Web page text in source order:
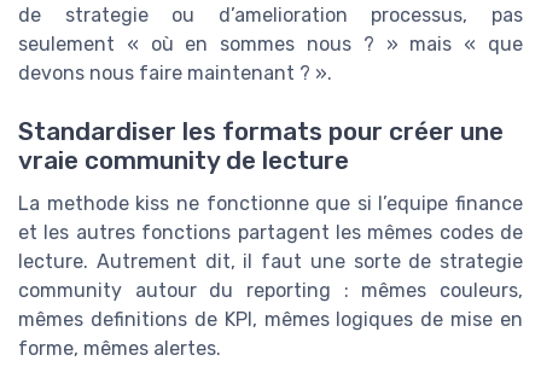
de strategie ou d’amelioration processus, pas
seulement « où en sommes nous ? » mais « que
devons nous faire maintenant ? ».
Standardiser les formats pour créer une
vraie community de lecture
La methode kiss ne fonctionne que si l’equipe finance
et les autres fonctions partagent les mêmes codes de
lecture. Autrement dit, il faut une sorte de strategie
community autour du reporting : mêmes couleurs,
mêmes definitions de KPI, mêmes logiques de mise en
forme, mêmes alertes.